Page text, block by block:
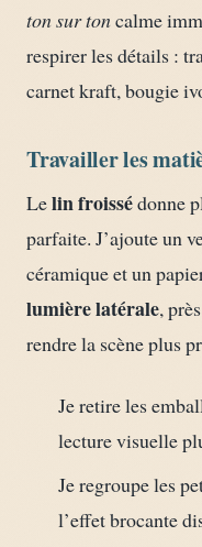
ton sur toncalme
respirer les détails :
carnet kraft, bougie
Travailler les
Lelin froissédonne
parfaite. J’ajoute un
céramique et un
lumière latérale,
rendre la scène plus
Je retire les
lecture visuelle
Je regroupe les
l’effet brocante